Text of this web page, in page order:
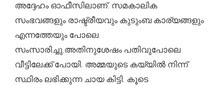
അദ്ദേഹം ഓഫീസിലാണ്. സമകാലിക
സംഭവങ്ങളും രാഷ്ട്രീയവും കുടുംബ കാര്യങ്ങളും
എന്നത്തേയും പോലെ
സംസാരിച്ചു.അതിനുശേഷം പതിവുപോലെ
വീട്ടിലേക്ക് പോയി. അമ്മയുടെ കയ്യിൽ നിന്ന്
സ്ഥിരം ലഭിക്കുന്ന ചായ കിട്ടി. കൂടെ